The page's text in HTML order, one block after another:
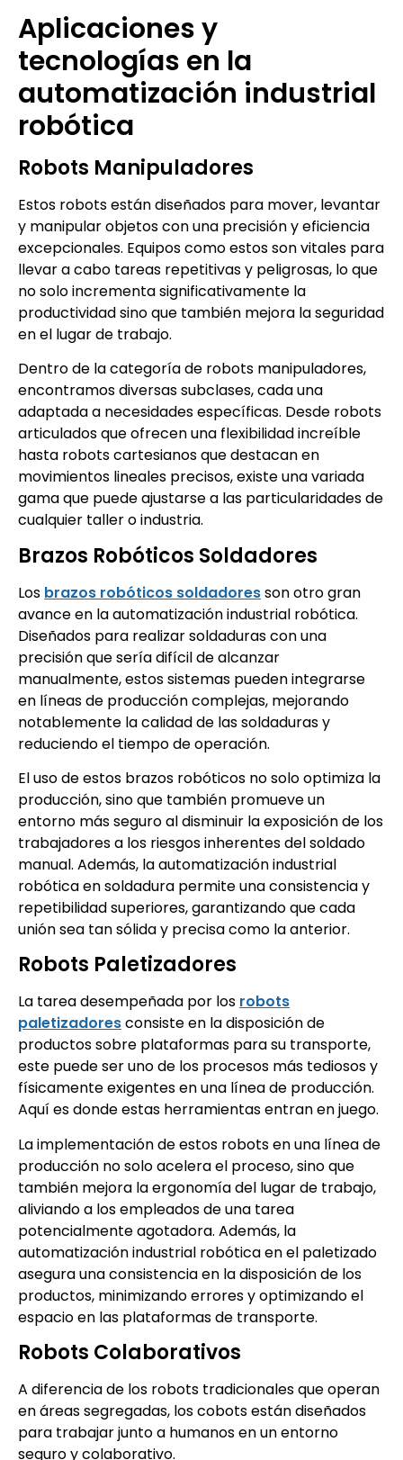
Aplicaciones y
tecnologías en la
automatización industrial
robótica
Robots Manipuladores
Estos robots están diseñados para mover, levantar
y manipular objetos con una precisión y eficiencia
excepcionales. Equipos como estos son vitales para
llevar a cabo tareas repetitivas y peligrosas, lo que
no solo incrementa significativamente la
productividad sino que también mejora la seguridad
en el lugar de trabajo.
Dentro de la categoría de robots manipuladores,
encontramos diversas subclases, cada una
adaptada a necesidades específicas. Desde robots
articulados que ofrecen una flexibilidad increíble
hasta robots cartesianos que destacan en
movimientos lineales precisos, existe una variada
gama que puede ajustarse a las particularidades de
cualquier taller o industria.
Brazos Robóticos Soldadores
Los brazos robóticos soldadoresson otro gran
avance en la automatización industrial robótica.
Diseñados para realizar soldaduras con una
precisión que sería difícil de alcanzar
manualmente, estos sistemas pueden integrarse
en líneas de producción complejas, mejorando
notablemente la calidad de las soldaduras y
reduciendo el tiempo de operación.
El uso de estos brazos robóticos no solo optimiza la
producción, sino que también promueve un
entorno más seguro al disminuir la exposición de los
trabajadores a los riesgos inherentes del soldado
manual. Además, la automatización industrial
robótica en soldadura permite una consistencia y
repetibilidad superiores, garantizando que cada
unión sea tan sólida y precisa como la anterior.
Robots Paletizadores
La tarea desempeñada por los robots
paletizadoresconsiste en la disposición de
productos sobre plataformas para su transporte,
este puede ser uno de los procesos más tediosos y
físicamente exigentes en una línea de producción.
Aquí es donde estas herramientas entran en juego.
La implementación de estos robots en una línea de
producción no solo acelera el proceso, sino que
también mejora la ergonomía del lugar de trabajo,
aliviando a los empleados de una tarea
potencialmente agotadora. Además, la
automatización industrial robótica en el paletizado
asegura una consistencia en la disposición de los
productos, minimizando errores y optimizando el
espacio en las plataformas de transporte.
Robots Colaborativos
A diferencia de los robots tradicionales que operan
en áreas segregadas, los cobots están diseñados
para trabajar junto a humanos en un entorno
seguro y colaborativo.